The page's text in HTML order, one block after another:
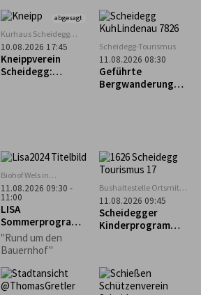
ein fröhliches
Hühnerleben
führen können? Das
und vieles mehr,
erfahrt ihr an
diesem Nachmittag.
abgesagt
Kurhaus Scheidegg
Mehrzweckraum im UG
10.08.2026 17:45
Kneippverein
Scheidegg:
Scheidegg-Tourismus
11.08.2026 08:30
Geführte
Bergwanderung
Biohof Wels in
Oberthalhofen
11.08.2026 09:30 -
11:00
LISA
Sommerprogramm
: Hofeinblicke
"Rund um den
Bauernhof"
Bushaltestelle Ortsmitte
Scheidegg
11.08.2026 09:45
Scheidegger
Kinderprogramm:
Heim in Scheffau